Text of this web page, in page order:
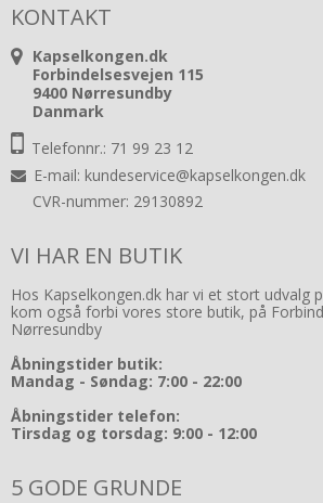
KONTAKT
Kapselkongen.dk
Forbindelsesvejen 115
9400 Nørresundby
Danmark
Telefonnr.: 71 99 23 12
E-mail: kundeservice@kapselkongen.dk
CVR-nummer: 29130892
VI HAR EN BUTIK
Hos Kapselkongen.dk har vi et stort udvalg
kom også forbi vores store butik, på
Nørresundby
Åbningstider butik:
Mandag - Søndag: 7:00 - 22:00
Åbningstider telefon:
Tirsdag og torsdag: 9:00 - 12:00
5 GODE GRUNDE